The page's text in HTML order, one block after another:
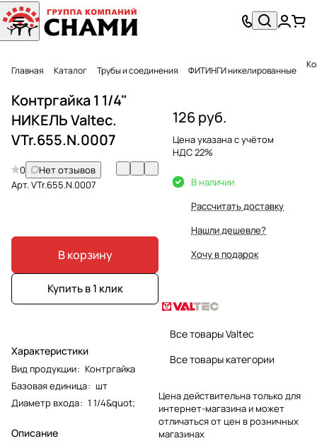
Главная Каталог Трубы и соединения ФИТИНГИ никелированные
Контргайка 1 1/4"
НИКЕЛЬ Valtec.
VTr.655.N.0007
0
Нет отзывов
Арт.VTr.655.N.0007
В корзину
Купить в 1 клик
Характеристики
Вид продукции: Контргайка
Базовая единица: шт
Диаметр входа: 1 1/4&quot;
Описание
126 руб.
Цена указана с учётом
НДС 22%
В наличии
Рассчитать доставку
Нашли дешевле?
Хочу в подарок
Все товары Valtec
Все товары категории
Цена действительна только для
интернет-магазина и может
отличаться от цен в розничных
магазинах